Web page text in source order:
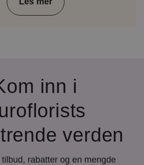
inn i
verden
rabatter og en mengde